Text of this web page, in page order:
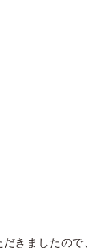
きましたので